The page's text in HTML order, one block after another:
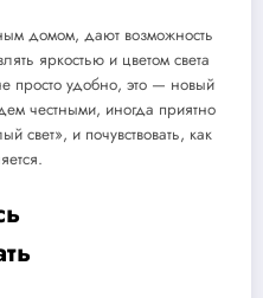
домом, дают возможность
яркостью и цветом света
просто удобно, это — новый
честными, иногда приятно
свет», и почувствовать, как